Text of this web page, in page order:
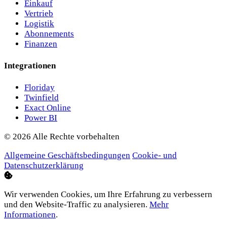
Einkauf
Vertrieb
Logistik
Abonnements
Finanzen
Integrationen
Floriday
Twinfield
Exact Online
Power BI
© 2026 Alle Rechte vorbehalten
Allgemeine Geschäftsbedingungen Cookie- und
Datenschutzerklärung
Wir verwenden Cookies, um Ihre Erfahrung zu verbessern
und den Website-Traffic zu analysieren. Mehr
Informationen.